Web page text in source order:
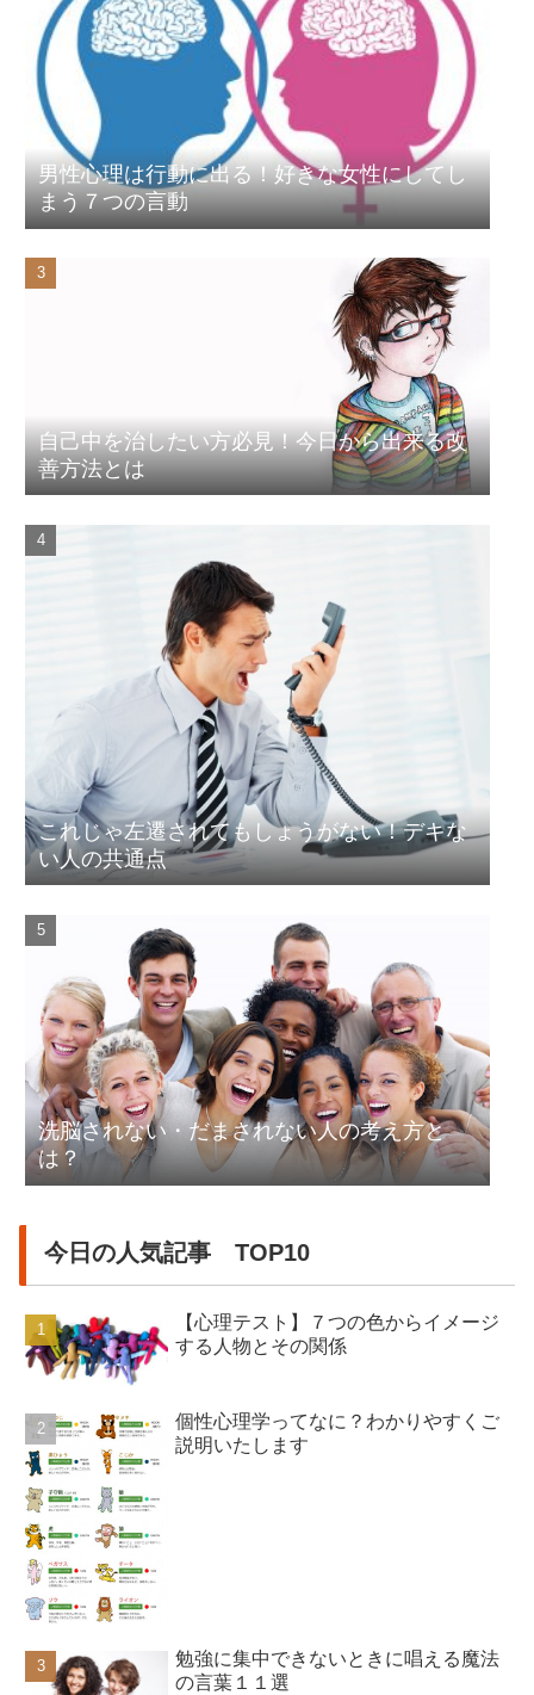
男性心理は行動に出る！好きな女性にしてし
まう７つの言動
自己中を治したい方必見！今日から出来る改
善方法とは
これじゃ左遷されてもしょうがない！デキな
い人の共通点
洗脳されない・だまされない人の考え方と
は？
今日の人気記事 TOP10
【心理テスト】７つの色からイメージ
する人物とその関係
個性心理学ってなに？わかりやすくご
説明いたします
勉強に集中できないときに唱える魔法
の言葉１１選